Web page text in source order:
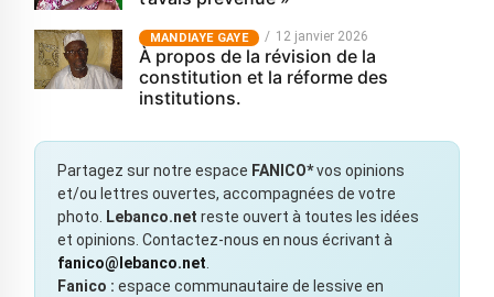
MANDIAYE GAYE 12 janvier 2026
À propos de la révision de la
constitution et la réforme des
institutions.
Partagez sur notre espace FANICO*vos opinions
et/ou lettres ouvertes, accompagnées de votre
photo. Lebanco.net reste ouvert à toutes les idées
et opinions. Contactez-nous en nous écrivant à
fanico@lebanco.net.
Fanico : espace communautaire de lessive en